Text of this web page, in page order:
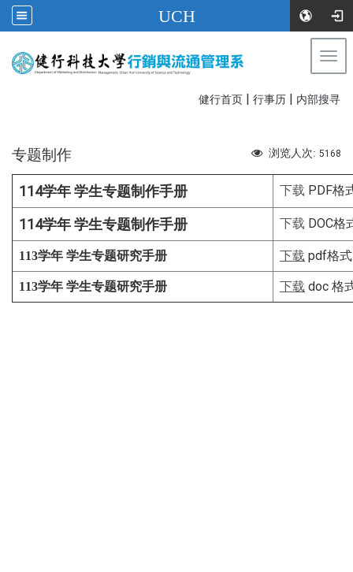
UCH
健行首页 | 行事历 | 内部搜寻
浏览人次: 5168
专题制作
114学年 学生专题制作手册 下载 PDF格
114学年 学生专题制作手册 下载 DOC格
113学年 学生专题研究手册 下载 pdf格式
113学年 学生专题研究手册 下载 doc 格